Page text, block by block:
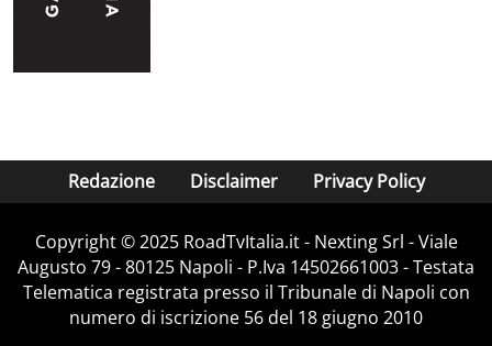
Redazione Disclaimer Privacy Policy
Copyright ©️ 2025 RoadTvItalia.it - Nexting Srl - Viale
Augusto 79 - 80125 Napoli - P.Iva 14502661003 - Testata
Telematica registrata presso il Tribunale di Napoli con
numero di iscrizione 56 del 18 giugno 2010